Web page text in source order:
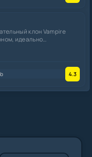
клон Vampire
идеально
4.3